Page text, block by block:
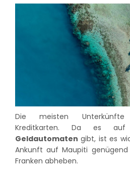
Die meisten Unterkünfte
Kreditkarten. Da es
Geldautomaten gibt, ist es
Ankunft auf Maupiti genügend
Franken abheben.